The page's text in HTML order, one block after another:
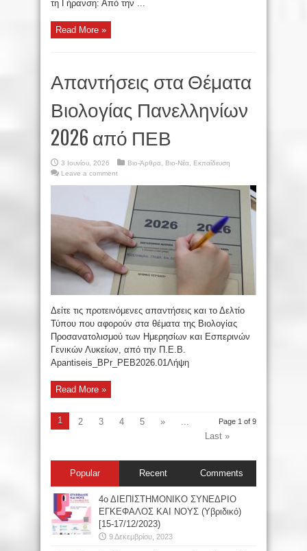
τη Γήρανση: Από την ...
Read More »
Απαντήσεις στα Θέματα
Βιολογίας Πανελληνίων
2026 από ΠΕΒ
3 Ιουνίου, 2026 Βιο-Άρθρα Βιο-Νέα
Εκπαίδευση
Leave a comment
Δείτε τις προτεινόμενες απαντήσεις και το Δελτίο
Τύπου που αφορούν στα θέματα της Βιολογίας
Προσανατολισμού των Ημερησίων και Εσπερινών
Γενικών Λυκείων, από την Π.Ε.Β.
Apantiseis_BPr_PEB2026.01Λήψη
Read More »
Page 1 of 9
1 2 3 4 5 »
Last »
Popular Recent Comments
4ο ΔΙΕΠΙΣΤΗΜΟΝΙΚΟ ΣΥΝΕΔΡΙΟ
ΕΓΚΕΦΑΛΟΣ ΚΑΙ ΝΟΥΣ (Υβριδικό)
[15-17/12/2023)
9 Δεκεμβρίου, 2023